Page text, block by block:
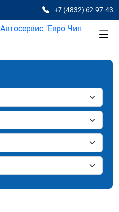
+7 (4832) 62-97-43